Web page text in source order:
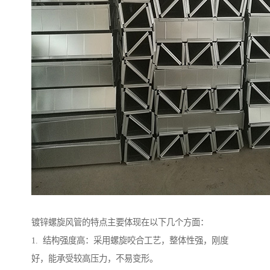
镀锌螺旋风管的特点主要体现在以下几个方面：
1. 结构强度高：采用螺旋咬合工艺，整体性强，刚度
好，能承受较高压力，不易变形。